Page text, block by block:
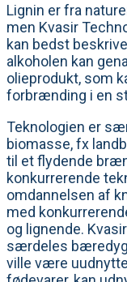
Lignin er fra
men Kvasir
kan bedst
alkoholen kan
olieprodukt, som
forbrænding i en
Teknologien er
biomasse, fx
til et flydende
konkurrerende
omdannelsen af
med
og lignende.
særdeles
ville være